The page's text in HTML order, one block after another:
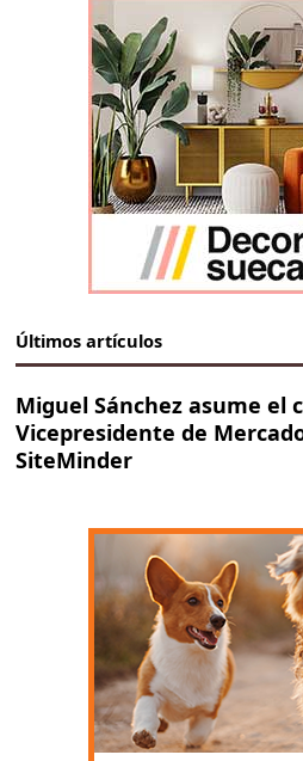
Últimos artículos
Miguel Sánchez asume el
Vicepresidente de
SiteMinder